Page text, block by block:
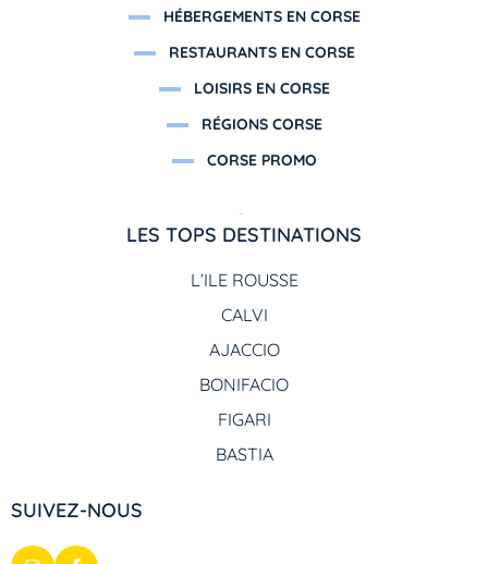
HÉBERGEMENTS EN CORSE
RESTAURANTS EN CORSE
LOISIRS EN CORSE
RÉGIONS CORSE
CORSE PROMO
LES TOPS DESTINATIONS
L’ILE ROUSSE
CALVI
AJACCIO
BONIFACIO
FIGARI
BASTIA
SUIVEZ-NOUS